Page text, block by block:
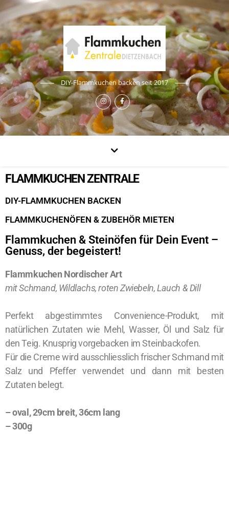
DIY-Flammkuchen backen seit 2017
FLAMMKUCHEN ZENTRALE
DIY-FLAMMKUCHEN BACKEN
FLAMMKUCHENÖFEN & ZUBEHÖR MIETEN
Flammkuchen & Steinöfen für Dein Event –
Genuss, der begeistert!
Flammkuchen Nordischer Art
mit Schmand, Wildlachs, roten Zwiebeln, Lauch & Dill
Perfekt abgestimmtes Convenience-Produkt, mit
natürlichen Zutaten wie Mehl, Wasser, Öl und Salz für
den Teig. Knusprig vorgebacken im Steinbackofen.
Für die Creme wird ausschliesslich frischer Schmand mit
Salz und Pfeffer verwendet und dann mit besten
Zutaten belegt.
– oval, 29cm breit, 36cm lang
– 300g